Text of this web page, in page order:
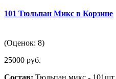
101 Тюльпан Микс в Корзине
(Оценок: 8)
25000 руб.
Состав: Тюльпан микс - 101шт.